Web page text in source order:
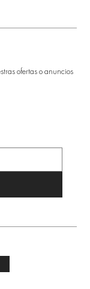
ofertas o anuncios